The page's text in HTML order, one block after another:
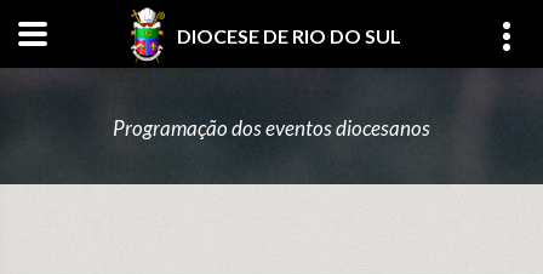
DIOCESE DE RIO DO SUL
Programação dos eventos diocesanos